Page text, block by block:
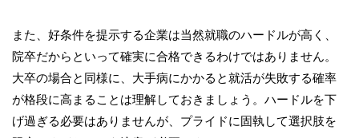
また、好条件を提示する企業は当然就職のハードルが高く、
院卒だからといって確実に合格できるわけではありません。
大卒の場合と同様に、大手病にかかると就活が失敗する確率
が格段に高まることは理解しておきましょう。ハードルを下
げ過ぎる必要はありませんが、プライドに固執して選択肢を